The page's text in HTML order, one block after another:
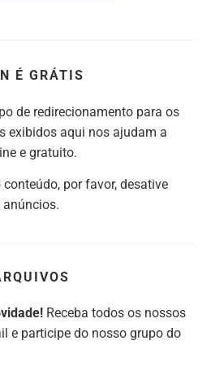
É GRÁTIS
de redirecionamento para os
exibidos aqui nos ajudam a
e gratuito.
por favor, desative
Receba todos os nossos
e participe do nosso grupo do